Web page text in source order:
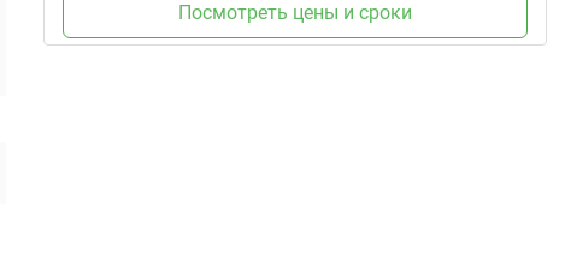
Посмотреть цены и сроки